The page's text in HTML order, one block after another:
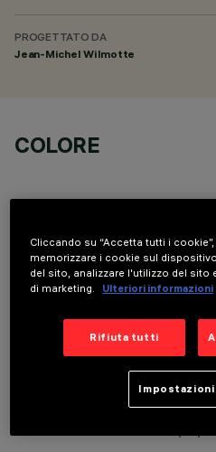
PROGETTATO DA
Jean-Michel Wilmotte
COLORE
COMPONENTI
DATI TECNICI
ULTIMO AGGIORNAMENTO: 06/08/
Cliccando su “Accetta tutti i
memorizzare i cookie sul
del sito, analizzare l'utilizzo del sito
di marketing.
Ulteriori informazioni
Rifiuta tutti